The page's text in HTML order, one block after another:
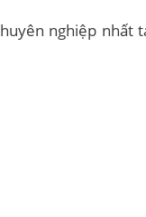
nghiệp nhất